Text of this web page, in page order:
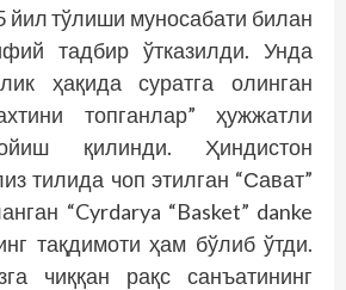
йил тўлиши муносабати билан
тадбир ўтказилди. Унда
ҳақида суратга олинган
топганлар” ҳужжатли
қилинди. Ҳиндистон
тилида чоп этилган “Сават”
“Cyrdarya “Basket” danke
тақдимоти ҳам бўлиб ўтди.
чиққан рақс санъатининг